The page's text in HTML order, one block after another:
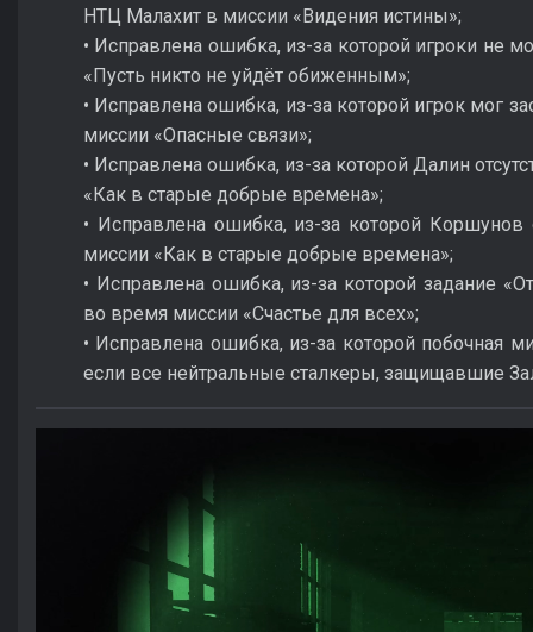
НТЦ Малахит в миссии «Видения истины»;
• Исправлена ошибка, из-за которой игроки не
«Пусть никто не уйдёт обиженным»;
• Исправлена ошибка, из-за которой игрок мог
миссии «Опасные связи»;
• Исправлена ошибка, из-за которой Далин
«Как в старые добрые времена»;
• Исправлена ошибка, из-за которой
миссии «Как в старые добрые времена»;
• Исправлена ошибка, из-за которой задание
во время миссии «Счастье для всех»;
• Исправлена ошибка, из-за которой побочная
если все нейтральные сталкеры, защищавшие